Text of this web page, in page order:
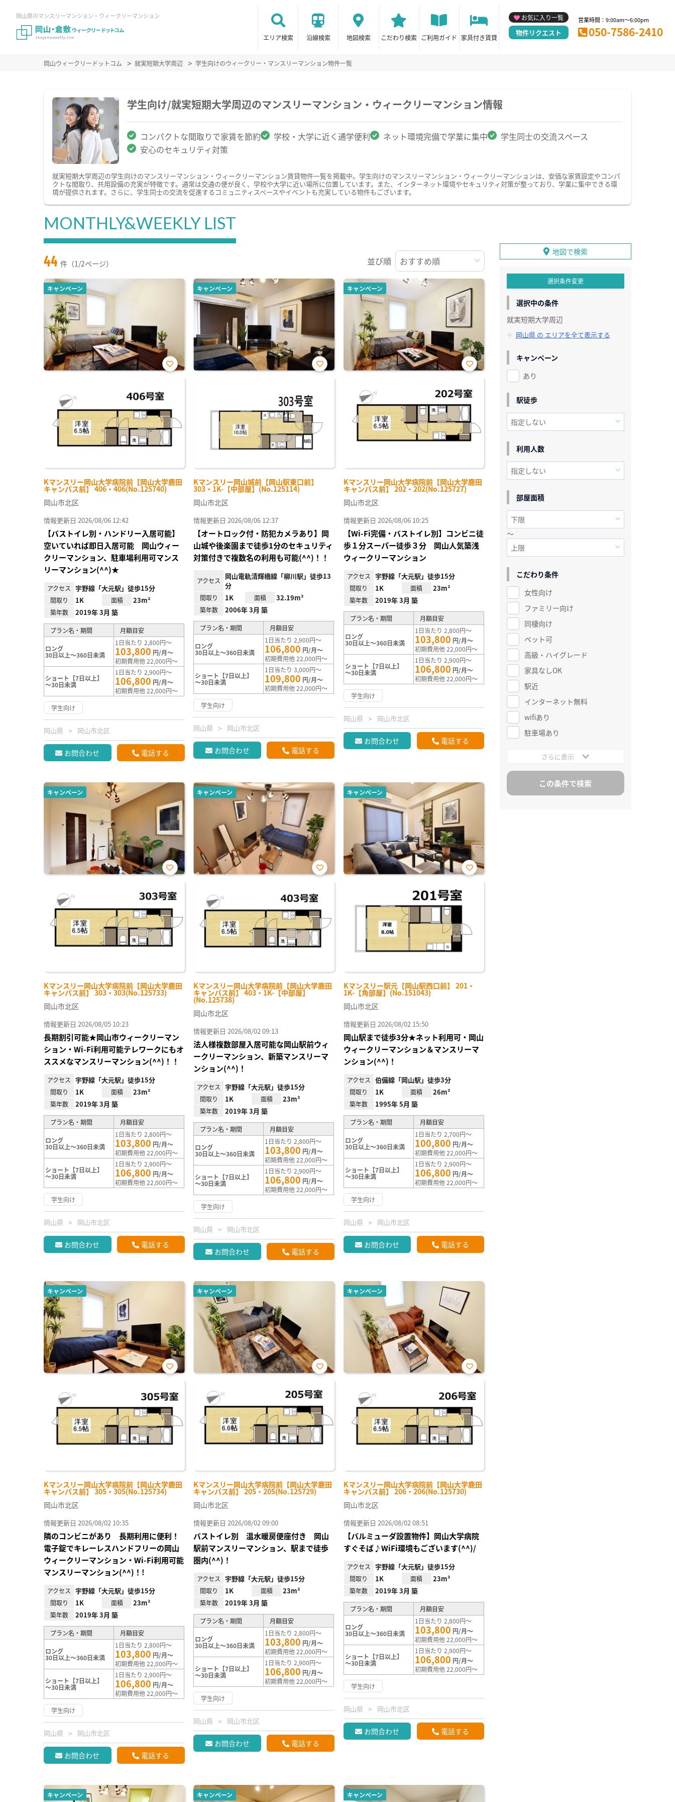
岡山県のマンスリーマンション・ウィークリーマンション
エリア検索 沿線検索 地図検索 こだわり検索 ご利用ガイド 家具付き賃貸
お気に入り一覧
物件リクエスト
営業時間：9:00am～6:00pm
050-7586-2410
岡山ウィークリードットコム 就実短期大学周辺 学生向けのウィークリー・マンスリーマンション物件一覧
学生向け/就実短期大学周辺のマンスリーマンション・ウィークリーマンション情報
コンパクトな間取りで家賃を節約 学校・大学に近く通学便利 ネット環境完備で学業に集中
学生同士の交流スペース
安心のセキュリティ対策
就実短期大学周辺の学生向けのマンスリーマンション・ウィークリーマンション賃貸物件一覧を掲載中。学生向けのマンスリーマンション・ウィークリーマンションは、安価な家賃設定やコンパ
クトな間取り、共用設備の充実が特徴です。通常は交通の便が良く、学校や大学に近い場所に位置しています。また、インターネット環境やセキュリティ対策が整っており、学業に集中できる環
境が提供されます。さらに、学生同士の交流を促進するコミュニティスペースやイベントも充実している物件もございます。
MONTHLY&WEEKLY LIST
44 件（1/2ページ） 並び順
キャンペーン
Kマンスリー岡山大学病院前【岡山大学鹿田
キャンパス前】 406・406(No.125740)
お気
り登
録
岡山市北区
情報更新日 2026/08/06 12:42
【バストイレ別・ハンドリー入居可能】
空いていれば即日入居可能 岡山ウィー
クリーマンション、駐車場利用可マンス
リーマンション(^^)★
アクセス 宇野線「大元駅」徒歩15分
間取り 1K 面積 23m²
築年数 2019年 3月 築
プラン名・期間 月額目安
ロング
30日以上～360日未満
1日当たり 2,800円～
103,800 円/月～
初期費用他 22,000円～
ショート【7日以上】
～30日未満
1日当たり 2,900円～
106,800 円/月～
初期費用他 22,000円～
学生向け
岡山県 岡山市北区
お問合わせ 電話する
キャンペーン
Kマンスリー岡山城前【岡山駅東口前】
303・1K-【中部屋】(No.125114)
お気
録
岡山市北区
情報更新日 2026/08/06 12:37
【オートロック付・防犯カメラあり】岡
山城や後楽園まで徒歩1分のセキュリティ
対策付きで複数名の利用も可能(^^)！！
アクセス
岡山電軌清輝橋線「柳川駅」徒歩13
分
間取り 1K 面積 32.19m²
築年数 2006年 3月 築
プラン名・期間 月額目安
ロング
30日以上～360日未満
1日当たり 2,900円～
106,800 円/月～
初期費用他 22,000円～
ショート【7日以上】
～30日未満
1日当たり 3,000円～
109,800 円/月～
初期費用他 22,000円～
学生向け
岡山県 岡山市北区
お問合わせ 電話する
キャンペーン
Kマンスリー岡山大学病院前【岡山大学鹿田
キャンパス前】 202・202(No.125727)
お気
り登
録
岡山市北区
情報更新日 2026/08/06 10:25
【Wi-Fi完備・バストイレ別】コンビニ徒
歩１分スーパー徒歩３分 岡山人気築浅
ウィークリーマンション
アクセス 宇野線「大元駅」徒歩15分
間取り 1K 面積 23m²
築年数 2019年 3月 築
プラン名・期間 月額目安
ロング
30日以上～360日未満
1日当たり 2,800円～
103,800 円/月～
初期費用他 22,000円～
ショート【7日以上】
～30日未満
1日当たり 2,900円～
106,800 円/月～
初期費用他 22,000円～
学生向け
岡山県 岡山市北区
お問合わせ 電話する
キャンペーン
Kマンスリー岡山大学病院前【岡山大学鹿田
キャンパス前】 303・303(No.125733)
お気
り登
録
岡山市北区
情報更新日 2026/08/05 10:23
長期割引可能★岡山市ウィークリーマン
ション・Wi-Fi利用可能テレワークにもオ
ススメなマンスリーマンション(^^)！！
アクセス 宇野線「大元駅」徒歩15分
間取り 1K 面積 23m²
築年数 2019年 3月 築
プラン名・期間 月額目安
ロング
30日以上～360日未満
1日当たり 2,800円～
103,800 円/月～
初期費用他 22,000円～
ショート【7日以上】
～30日未満
1日当たり 2,900円～
106,800 円/月～
初期費用他 22,000円～
学生向け
岡山県 岡山市北区
お問合わせ 電話する
キャンペーン
Kマンスリー岡山大学病院前【岡山大学鹿田
キャンパス前】 403・1K-【中部屋】
(No.125738)
お気
り登
録
岡山市北区
情報更新日 2026/08/02 09:13
法人様複数部屋入居可能な岡山駅前ウィ
ークリーマンション、新築マンスリーマ
ンション(^^)！
アクセス 宇野線「大元駅」徒歩15分
間取り 1K 面積 23m²
築年数 2019年 3月 築
プラン名・期間 月額目安
ロング
30日以上～360日未満
1日当たり 2,800円～
103,800 円/月～
初期費用他 22,000円～
ショート【7日以上】
～30日未満
1日当たり 2,900円～
106,800 円/月～
初期費用他 22,000円～
学生向け
岡山県 岡山市北区
お問合わせ 電話する
キャンペーン
Kマンスリー駅元【岡山駅西口前】 201・
1K-【角部屋】(No.151043)
お気
岡山市北区
情報更新日 2026/08/02 15:50
岡山駅まで徒歩3分★ネット利用可・岡山
ウィークリーマンション＆マンスリーマ
ンション(^^)！
アクセス 伯備線「岡山駅」徒歩3分
間取り 1K 面積 26m²
築年数 1995年 5月 築
プラン名・期間 月額目安
ロング
30日以上～360日未満
1日当たり 2,700円～
100,800 円/月～
初期費用他 22,000円～
ショート【7日以上】
～30日未満
1日当たり 2,900円～
106,800 円/月～
初期費用他 22,000円～
学生向け
岡山県 岡山市北区
お問合わせ 電話する
キャンペーン
Kマンスリー岡山大学病院前【岡山大学鹿田
キャンパス前】 305・305(No.125734)
お気
り登
録
岡山市北区
情報更新日 2026/08/02 10:35
隣のコンビニがあり 長期利用に便利！
電子錠でキレーレスハンドフリーの岡山
ウィークリーマンション・Wi-Fi利用可能
マンスリーマンション(^^)！!
アクセス 宇野線「大元駅」徒歩15分
間取り 1K 面積 23m²
築年数 2019年 3月 築
プラン名・期間 月額目安
ロング
30日以上～360日未満
1日当たり 2,800円～
103,800 円/月～
初期費用他 22,000円～
ショート【7日以上】
～30日未満
1日当たり 2,900円～
106,800 円/月～
初期費用他 22,000円～
学生向け
岡山県 岡山市北区
お問合わせ 電話する
キャンペーン
Kマンスリー岡山大学病院前【岡山大学鹿田
キャンパス前】 205・205(No.125729)
お気
り登
録
岡山市北区
情報更新日 2026/08/02 09:00
バストイレ別 温水暖房便座付き 岡山
駅前マンスリーマンション、駅まで徒歩
圏内(^^)！
アクセス 宇野線「大元駅」徒歩15分
間取り 1K 面積 23m²
築年数 2019年 3月 築
プラン名・期間 月額目安
ロング
30日以上～360日未満
1日当たり 2,800円～
103,800 円/月～
初期費用他 22,000円～
ショート【7日以上】
～30日未満
1日当たり 2,900円～
106,800 円/月～
初期費用他 22,000円～
学生向け
岡山県 岡山市北区
お問合わせ 電話する
キャンペーン
Kマンスリー岡山大学病院前【岡山大学鹿田
キャンパス前】 206・206(No.125730)
お気
り登
録
岡山市北区
情報更新日 2026/08/02 08:51
【バルミューダ設置物件】岡山大学病院
すぐそば♪WiFi環境もございます(^^)/
アクセス 宇野線「大元駅」徒歩15分
間取り 1K 面積 23m²
築年数 2019年 3月 築
プラン名・期間 月額目安
ロング
30日以上～360日未満
1日当たり 2,800円～
103,800 円/月～
初期費用他 22,000円～
ショート【7日以上】
～30日未満
1日当たり 2,900円～
106,800 円/月～
初期費用他 22,000円～
学生向け
岡山県 岡山市北区
お問合わせ 電話する
キャンペーン キャンペーン キャンペーン
地図で検索
選択条件変更
選択中の条件
就実短期大学周辺
岡山県 の エリアを全て表示する
キャンペーン
あり
駅徒歩
利用人数
部屋面積
～
こだわり条件
女性向け
ファミリー向け
同棲向け
ペット可
高級・ハイグレード
家具なしOK
駅近
インターネット無料
wifiあり
駐車場あり
さらに表示